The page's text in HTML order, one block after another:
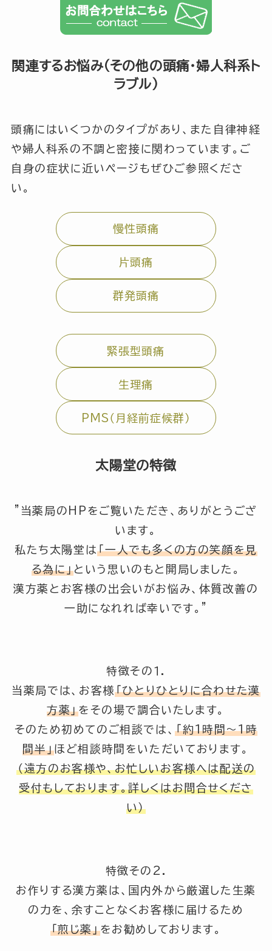
関連するお悩み（その他の頭痛・婦人科系ト
ラブル）
頭痛にはいくつかのタイプがあり、また自律神経
や婦人科系の不調と密接に関わっています。ご
自身の症状に近いページもぜひご参照くださ
い。
慢性頭痛
片頭痛
群発頭痛
緊張型頭痛
生理痛
PMS（月経前症候群）
太陽堂の特徴
”当薬局のHPをご覧いただき、ありがとうござ
います。
私たち太陽堂は「一人でも多くの方の笑顔を見
る為に」 という思いのもと開局しました。
漢方薬とお客様の出会いがお悩み、体質改善の
一助になれれば幸いです。”
特徴その１.
当薬局では、お客様 「ひとりひとりに合わせた漢
方薬」をその場で調合いたします。
そのため初めてのご相談では、「約1時間～1時
間半」ほど相談時間をいただいております。
（遠方のお客様や、お忙しいお客様へは配送の
受付もしております。詳しくはお問合せくださ
い）
特徴その2.
お作りする漢方薬は、国内外から厳選した生薬
の力を、余すことなくお客様に届けるため
「煎じ薬」をお勧めしております。